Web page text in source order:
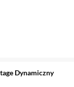
Dynamiczny